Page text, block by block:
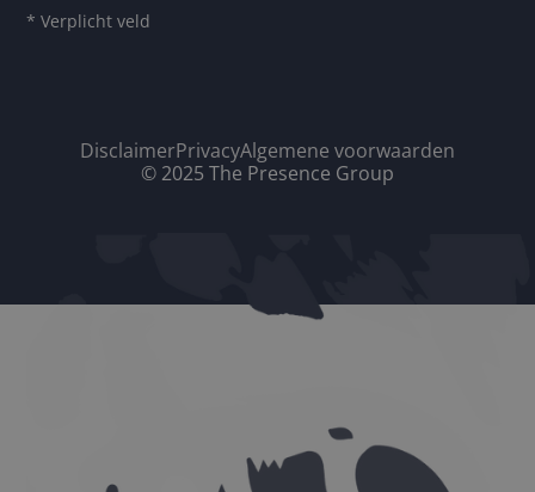
* Verplicht veld
DisclaimerPrivacyAlgemene voorwaarden
© 2025 The Presence Group